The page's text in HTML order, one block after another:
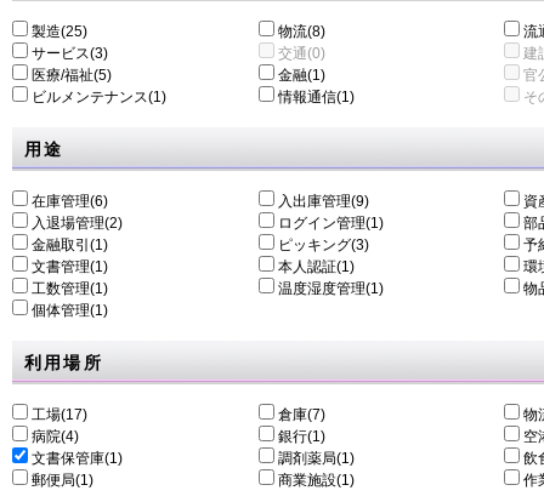
製造(25) 物流(8)
流
サービス(3)
交通(0)
建
医療/福祉(5)
金融(1)
官
ビルメンテナンス(1)
情報通信(1) そ
用途
在庫管理(6) 入出庫管理(9)
資
入退場管理(2)
ログイン管理(1)
部
金融取引(1)
ピッキング(3)
予
文書管理(1)
本人認証(1)
環
工数管理(1)
温度湿度管理(1)
物
個体管理(1)
利用場所
工場(17) 倉庫(7)
物
病院(4)
銀行(1)
空
文書保管庫(1)
調剤薬局(1)
飲
郵便局(1)
商業施設(1) 作